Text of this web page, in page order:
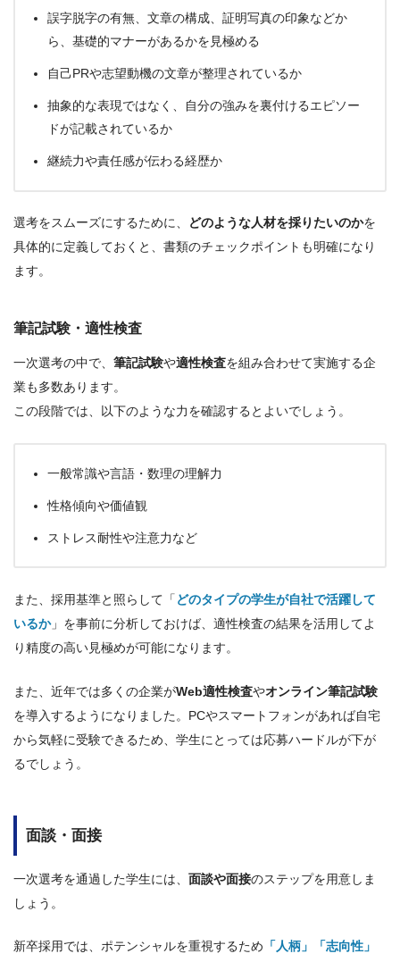
誤字脱字の有無、文章の構成、証明写真の印象などか
ら、基礎的マナーがあるかを見極める
自己PRや志望動機の文章が整理されているか
抽象的な表現ではなく、自分の強みを裏付けるエピソー
ドが記載されているか
継続力や責任感が伝わる経歴か
選考をスムーズにするために、 どのような人材を採りたいのかを
具体的に定義しておくと、書類のチェックポイントも明確になり
ます。
筆記試験・適性検査
一次選考の中で、 筆記試験や適性検査を組み合わせて実施する企
業も多数あります。
この段階では、以下のような力を確認するとよいでしょう。
一般常識や言語・数理の理解力
性格傾向や価値観
ストレス耐性や注意力など
また、採用基準と照らして「 どのタイプの学生が自社で活躍して
いるか」を事前に分析しておけば、適性検査の結果を活用してよ
り精度の高い見極めが可能になります。
また、近年では多くの企業がWeb適性検査やオンライン筆記試験
を導入するようになりました。PCやスマートフォンがあれば自宅
から気軽に受験できるため、学生にとっては応募ハードルが下が
るでしょう。
面談・面接
一次選考を通過した学生には、 面談や面接のステップを用意しま
しょう。
新卒採用では、ポテンシャルを重視するため 「人柄」「志向性」